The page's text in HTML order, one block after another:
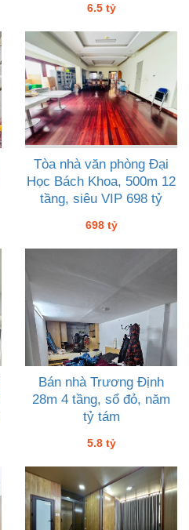
6.5 tỷ
Tòa nhà văn phòng Đại
Học Bách Khoa, 500m 12
tầng, siêu VIP 698 tỷ
698 tỷ
Bán nhà Trương Định
28m 4 tầng, sổ đỏ, năm
tỷ tám
5.8 tỷ